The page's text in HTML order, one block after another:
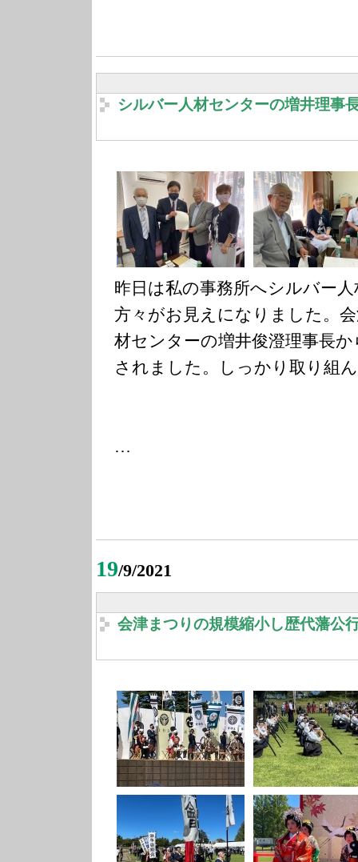
シルバー人材センターの増井理事
昨日は私の事務所へシルバー
方々がお見えになりました。
材センターの増井俊澄理事長
されました。しっかり取り組
…
19/9/2021
会津まつりの規模縮小し歴代藩公